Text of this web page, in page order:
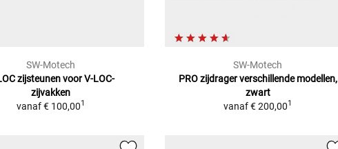
SW-Motech
zijsteunen voor V-LOC-
zijvakken
vanaf€ 100,001
SW-Motech
PRO zijdrager verschillende modellen,
zwart
vanaf€ 200,001